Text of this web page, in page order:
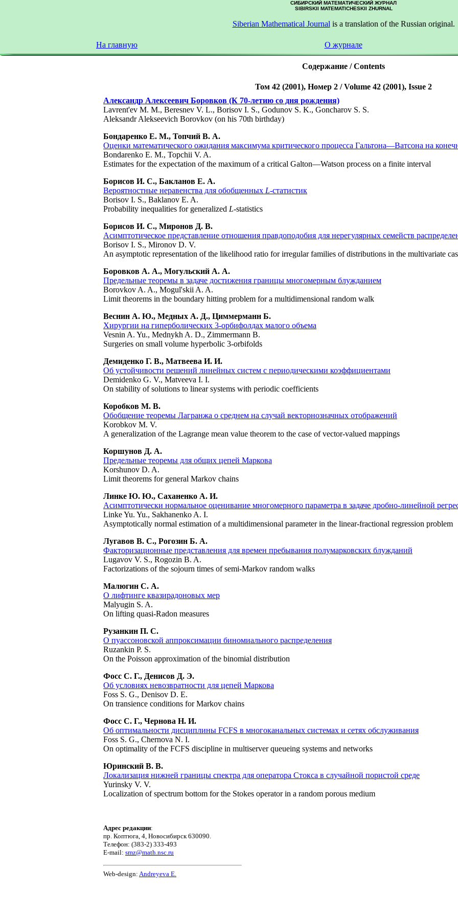
СИБИРСКИЙ МАТЕМАТИЧЕСКИЙ ЖУРНАЛ
SIBIRSKII MATEMATICHESKII ZHURNAL
Siberian Mathematical Journal is a translation of the Russian original.
На главную О журнале
Содержание / Contents
Том 42 (2001), Номер 2 / Volume 42 (2001), Issue 2
Александр Алексеевич Боровков (К 70-летию со дня рождения)
Lavrent'ev M. M., Beresnev V. L., Borisov I. S., Godunov S. K., Goncharov S. S.
Aleksandr Alekseevich Borovkov (on his 70th birthday)
Бондаренко Е. М., Топчий В. А.
Оценки математического ожидания максимума критического процесса Гальтона—Ватсона на
Bondarenko E. M., Topchii V. A.
Estimates for the expectation of the maximum of a critical Galton—Watson process on a finite interval
Борисов И. С., Бакланов Е. А.
Вероятностные неравенства для обобщенных L-статистик
Borisov I. S., Baklanov E. A.
Probability inequalities for generalized L-statistics
Борисов И. С., Миронов Д. В.
Асимптотическое представление отношения правдоподобия для нерегулярных семейств
Borisov I. S., Mironov D. V.
An asymptotic representation of the likelihood ratio for irregular families of distributions in the multivariate
Боровков А. А., Могульский А. А.
Предельные теоремы в задаче достижения границы многомерным блужданием
Borovkov A. A., Mogul'skii A. A.
Limit theorems in the boundary hitting problem for a multidimensional random walk
Веснин А. Ю., Медных А. Д., Циммерманн Б.
Хирургии на гиперболических 3-орбифолдах малого объема
Vesnin A. Yu., Mednykh A. D., Zimmermann B.
Surgeries on small volume hyperbolic 3-orbifolds
Демиденко Г. В., Матвеева И. И.
Об устойчивости решений линейных систем с периодическими коэффициентами
Demidenko G. V., Matveeva I. I.
On stability of solutions to linear systems with periodic coefficients
Коробков М. В.
Обобщение теоремы Лагранжа о среднем на случай векторнозначных отображений
Korobkov M. V.
A generalization of the Lagrange mean value theorem to the case of vector-valued mappings
Коршунов Д. А.
Предельные теоремы для общих цепей Маркова
Korshunov D. A.
Limit theorems for general Markov chains
Линке Ю. Ю., Саханенко А. И.
Асимптотически нормальное оценивание многомерного параметра в задаче дробно-линейной
Linke Yu. Yu., Sakhanenko A. I.
Asymptotically normal estimation of a multidimensional parameter in the linear-fractional regression problem
Лугавов В. С., Рогозин Б. А.
Факторизационные представления для времен пребывания полумарковских блужданий
Lugavov V. S., Rogozin B. A.
Factorizations of the sojourn times of semi-Markov random walks
Малюгин С. А.
О лифтинге квазирадоновых мер
Malyugin S. A.
On lifting quasi-Radon measures
Рузанкин П. С.
О пуассоновской аппроксимации биномиального распределения
Ruzankin P. S.
On the Poisson approximation of the binomial distribution
Фосс С. Г., Денисов Д. Э.
Об условиях невозвратности для цепей Маркова
Foss S. G., Denisov D. E.
On transience conditions for Markov chains
Фосс С. Г., Чернова Н. И.
Об оптимальности дисциплины FCFS в многоканальных системах и сетях обслуживания
Foss S. G., Chernova N. I.
On optimality of the FCFS discipline in multiserver queueing systems and networks
Юринский В. В.
Локализация нижней границы спектра для оператора Стокса в случайной пористой среде
Yurinsky V. V.
Localization of spectrum bottom for the Stokes operator in a random porous medium
Адрес редакции:
пр. Коптюга, 4, Новосибирск 630090.
Телефон: (383-2) 333-493
E-mail: smz@math.nsc.ru
Web-design: Andreyeva E.